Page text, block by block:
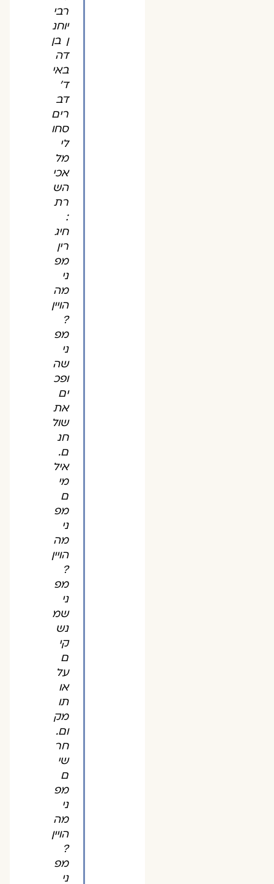
רבי
יוחנ
ן בן
דה
באי
ד'
דב
רים
סחו
לי
מל
אכי
הש
רת
חיג
רין
מפ
ני
מה
הויין
?
מפ
ני
שה
ופכ
ים
את
שול
חנ
ם.
איל
מי
ם
מפ
ני
מה
הויין
?
מפ
ני
שמ
נש
קי
ם
על
או
תו
מק
ום.
חר
שי
ם
מפ
ני
מה
הויין
?
מפ
ני